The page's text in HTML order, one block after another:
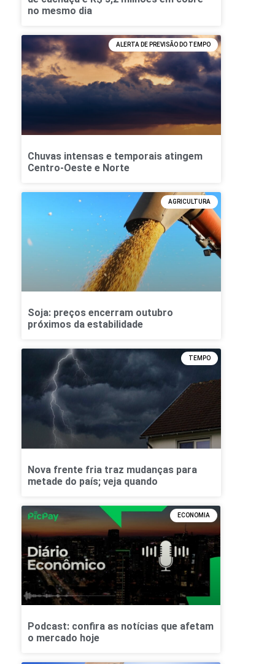
no mesmo dia
ALERTA DE PREVISÃO DO TEMPO
Chuvas intensas e temporais atingem
Centro-Oeste e Norte
AGRICULTURA
Soja: preços encerram outubro
próximos da estabilidade
TEMPO
Nova frente fria traz mudanças para
metade do país; veja quando
ECONOMIA
Podcast: confira as notícias que afetam
o mercado hoje